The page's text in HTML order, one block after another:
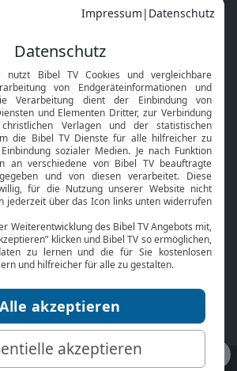
erklärt
Mobile App
Smart TV
HbbTV
Bibelthek Online-Bibel
Nächster Gottesdienst
Service
Kontakt
TV-Empfang
Impressum Datenschutz